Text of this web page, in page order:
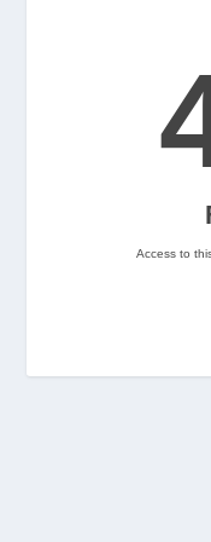
📅 Ja tenim
setmana? 👀